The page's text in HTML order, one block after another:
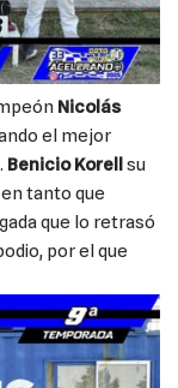
Nicolás
el mejor
Benicio Korellsu
tanto que
que lo retrasó
por el que